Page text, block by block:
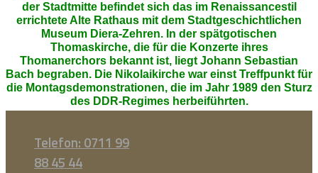
der Stadtmitte befindet sich das im Renaissancestil
errichtete Alte Rathaus mit dem Stadtgeschichtlichen
Museum Diera-Zehren. In der spätgotischen
Thomaskirche, die für die Konzerte ihres
Thomanerchors bekannt ist, liegt Johann Sebastian
Bach begraben. Die Nikolaikirche war einst Treffpunkt für
die Montagsdemonstrationen, die im Jahr 1989 den Sturz
des DDR-Regimes herbeiführten.
Telefon: 0711 99
88 45 44